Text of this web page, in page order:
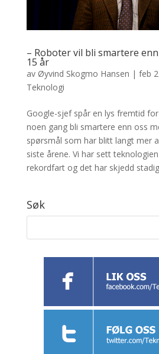
– Roboter vil bli smartere
15 år
av Øyvind Skogmo Hansen | feb
Teknologi
Google-sjef spår en lys fremtid
noen gang bli smartere enn oss
spørsmål som har blitt langt mer
siste årene. Vi har sett
rekordfart og det har skjedd
Søk